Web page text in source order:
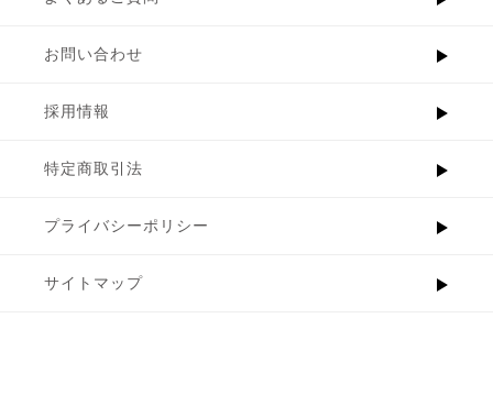
お問い合わせ
採用情報
特定商取引法
プライバシーポリシー
サイトマップ